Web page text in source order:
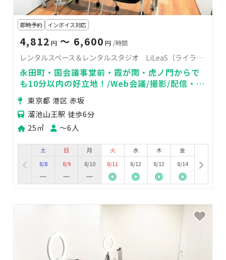
即時予約 インボイス対応
4,812 円 〜 6,600 円 /時間
レンタルスペース＆レンタルスタジオ LiLeaS（ライラス）RoomD
永田町・国会議事堂前・霞が関・虎ノ門からで
も10分以内の好立地！/Web会議/撮影/配信・撮
影サポート/スタジオ撮影/機材持ち込み可
東京都 港区 赤坂
溜池山王駅 徒歩6分
25㎡
〜6人
土
8/8
日
8/9
月
8/10
火
8/11
水
8/12
木
8/13
金
8/14